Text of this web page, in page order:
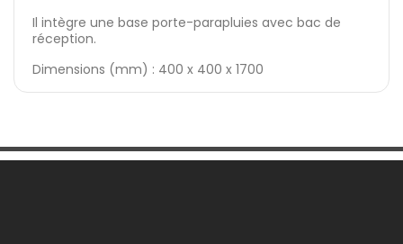
Il intègre une base porte-parapluies avec bac de
réception.
Dimensions (mm) : 400 x 400 x 1700